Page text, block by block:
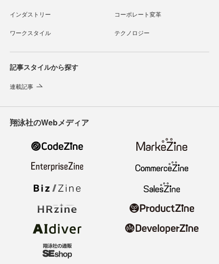
インダストリー コーポレート変革
ワークスタイル テクノロジー
記事スタイルから探す
連載記事
翔泳社のWebメディア